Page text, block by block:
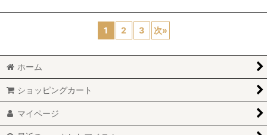
1 2 3 次»
ホーム
ショッピングカート
マイページ